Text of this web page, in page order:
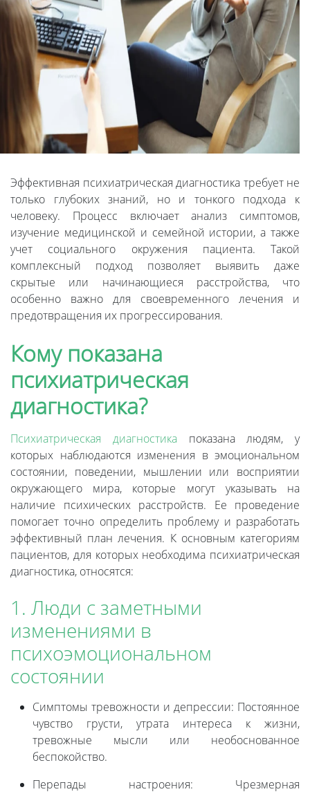
Эффективная психиатрическая диагностика требует не
только глубоких знаний, но и тонкого подхода к
человеку. Процесс включает анализ симптомов,
изучение медицинской и семейной истории, а также
учет социального окружения пациента. Такой
комплексный подход позволяет выявить даже
скрытые или начинающиеся расстройства, что
особенно важно для своевременного лечения и
предотвращения их прогрессирования.
Кому показана
психиатрическая
диагностика?
Психиатрическая диагностикапоказана людям, у
которых наблюдаются изменения в эмоциональном
состоянии, поведении, мышлении или восприятии
окружающего мира, которые могут указывать на
наличие психических расстройств. Ее проведение
помогает точно определить проблему и разработать
эффективный план лечения. К основным категориям
пациентов, для которых необходима психиатрическая
диагностика, относятся:
1. Люди с заметными
изменениями в
психоэмоциональном
состоянии
Симптомы тревожности и депрессии: Постоянное
чувство грусти, утрата интереса к жизни,
тревожные мысли или необоснованное
беспокойство.
Перепады настроения: Чрезмерная